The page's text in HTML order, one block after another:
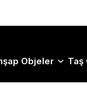
Objeler Taş